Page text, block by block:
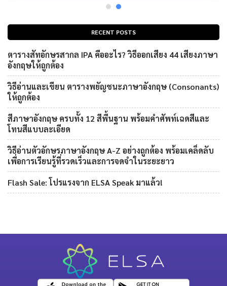
RECENT POSTS
ตารางสัทอักษรสากล IPA คืออะไร? วิธีออกเสียง 44 เสียงภาษา
อังกฤษให้ถูกต้อง
วิธีอ่านและเขียน ตารางพยัญชนะภาษาอังกฤษ (Consonants)
ให้ถูกต้อง
สีภาษาอังกฤษ ครบทั้ง 12 สีพื้นฐาน พร้อมคำศัพท์เฉดสีและ
โทนสีแบบละเอียด
วิธีอ่านตัวอักษรภาษาอังกฤษ A-Z อย่างถูกต้อง พร้อมเคล็ดลับ
เพื่อการเรียนรู้ที่รวดเร็วและการจดจำในระยะยาว
Flash Sale: โปรแรงจาก ELSA Speak มาแล้ว!